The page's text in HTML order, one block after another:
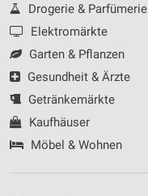
Drogerie & Parfümerie
Elektromärkte
Garten & Pflanzen
Gesundheit & Ärzte
Getränkemärkte
Kaufhäuser
Möbel & Wohnen